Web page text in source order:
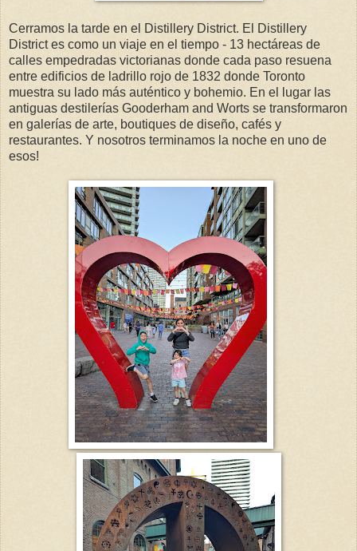
Cerramos la tarde en el Distillery District. El Distillery
District es como un viaje en el tiempo - 13 hectáreas de
calles empedradas victorianas donde cada paso resuena
entre edificios de ladrillo rojo de 1832 donde Toronto
muestra su lado más auténtico y bohemio. En el lugar las
antiguas destilerías Gooderham and Worts se transformaron
en galerías de arte, boutiques de diseño, cafés y
restaurantes. Y nosotros terminamos la noche en uno de
esos!